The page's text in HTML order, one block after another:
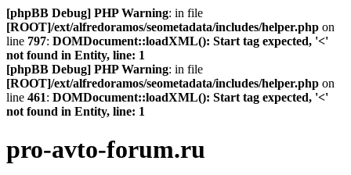
[phpBB Debug] PHP Warning: in file
[ROOT]/ext/alfredoramos/seometadata/includes/helper.php on
line 797: DOMDocument::loadXML(): Start tag expected, '<'
not found in Entity, line: 1
[phpBB Debug] PHP Warning: in file
[ROOT]/ext/alfredoramos/seometadata/includes/helper.php on
line 461: DOMDocument::loadXML(): Start tag expected, '<'
not found in Entity, line: 1
pro-avto-forum.ru